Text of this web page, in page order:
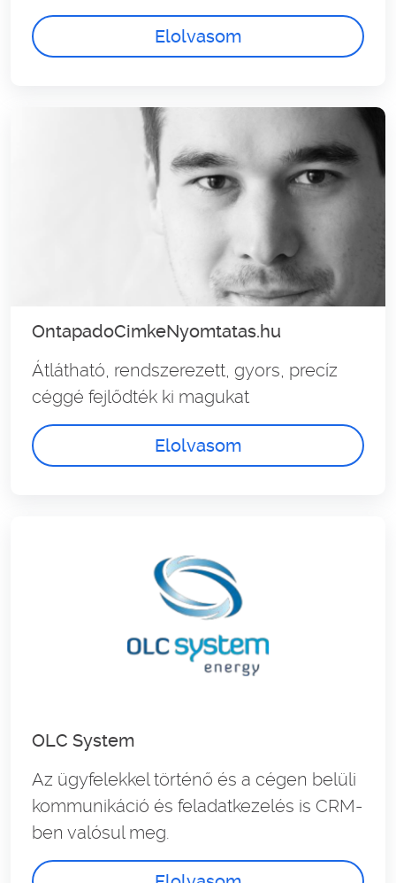
Elolvasom
OntapadoCimkeNyomtatas.hu
Átlátható, rendszerezett, gyors, precíz
céggé fejlődték ki magukat
Elolvasom
OLC System
Az ügyfelekkel történő és a cégen belüli
kommunikáció és feladatkezelés is CRM-
ben valósul meg.